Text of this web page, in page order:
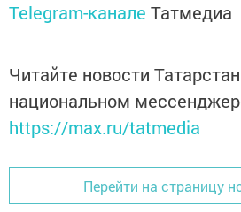
Telegram-канале Татмедиа
Читайте новости
национальном
https://max.ru/tatmedia
Перейти на страницу